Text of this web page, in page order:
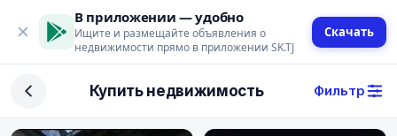
В приложении — удобно
Ищите и размещайте объявления о
недвижимости прямо в приложении SK.TJ
Скачать
Фильтр
Купить недвижимость Фильтр